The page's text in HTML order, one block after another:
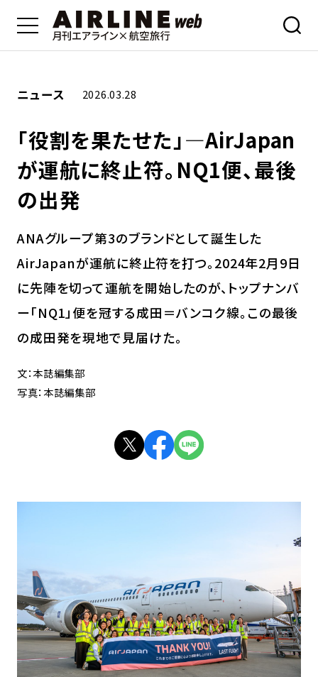
ニュース 2026.03.28
「役割を果たせた」―AirJapan
が運航に終止符。NQ1便、最後
の出発
ANAグループ第3のブランドとして誕生した
AirJapanが運航に終止符を打つ。2024年2月9日
に先陣を切って運航を開始したのが、トップナンバ
ー「NQ1」便を冠する成田＝バンコク線。この最後
の成田発を現地で見届けた。
文：本誌編集部
写真：本誌編集部